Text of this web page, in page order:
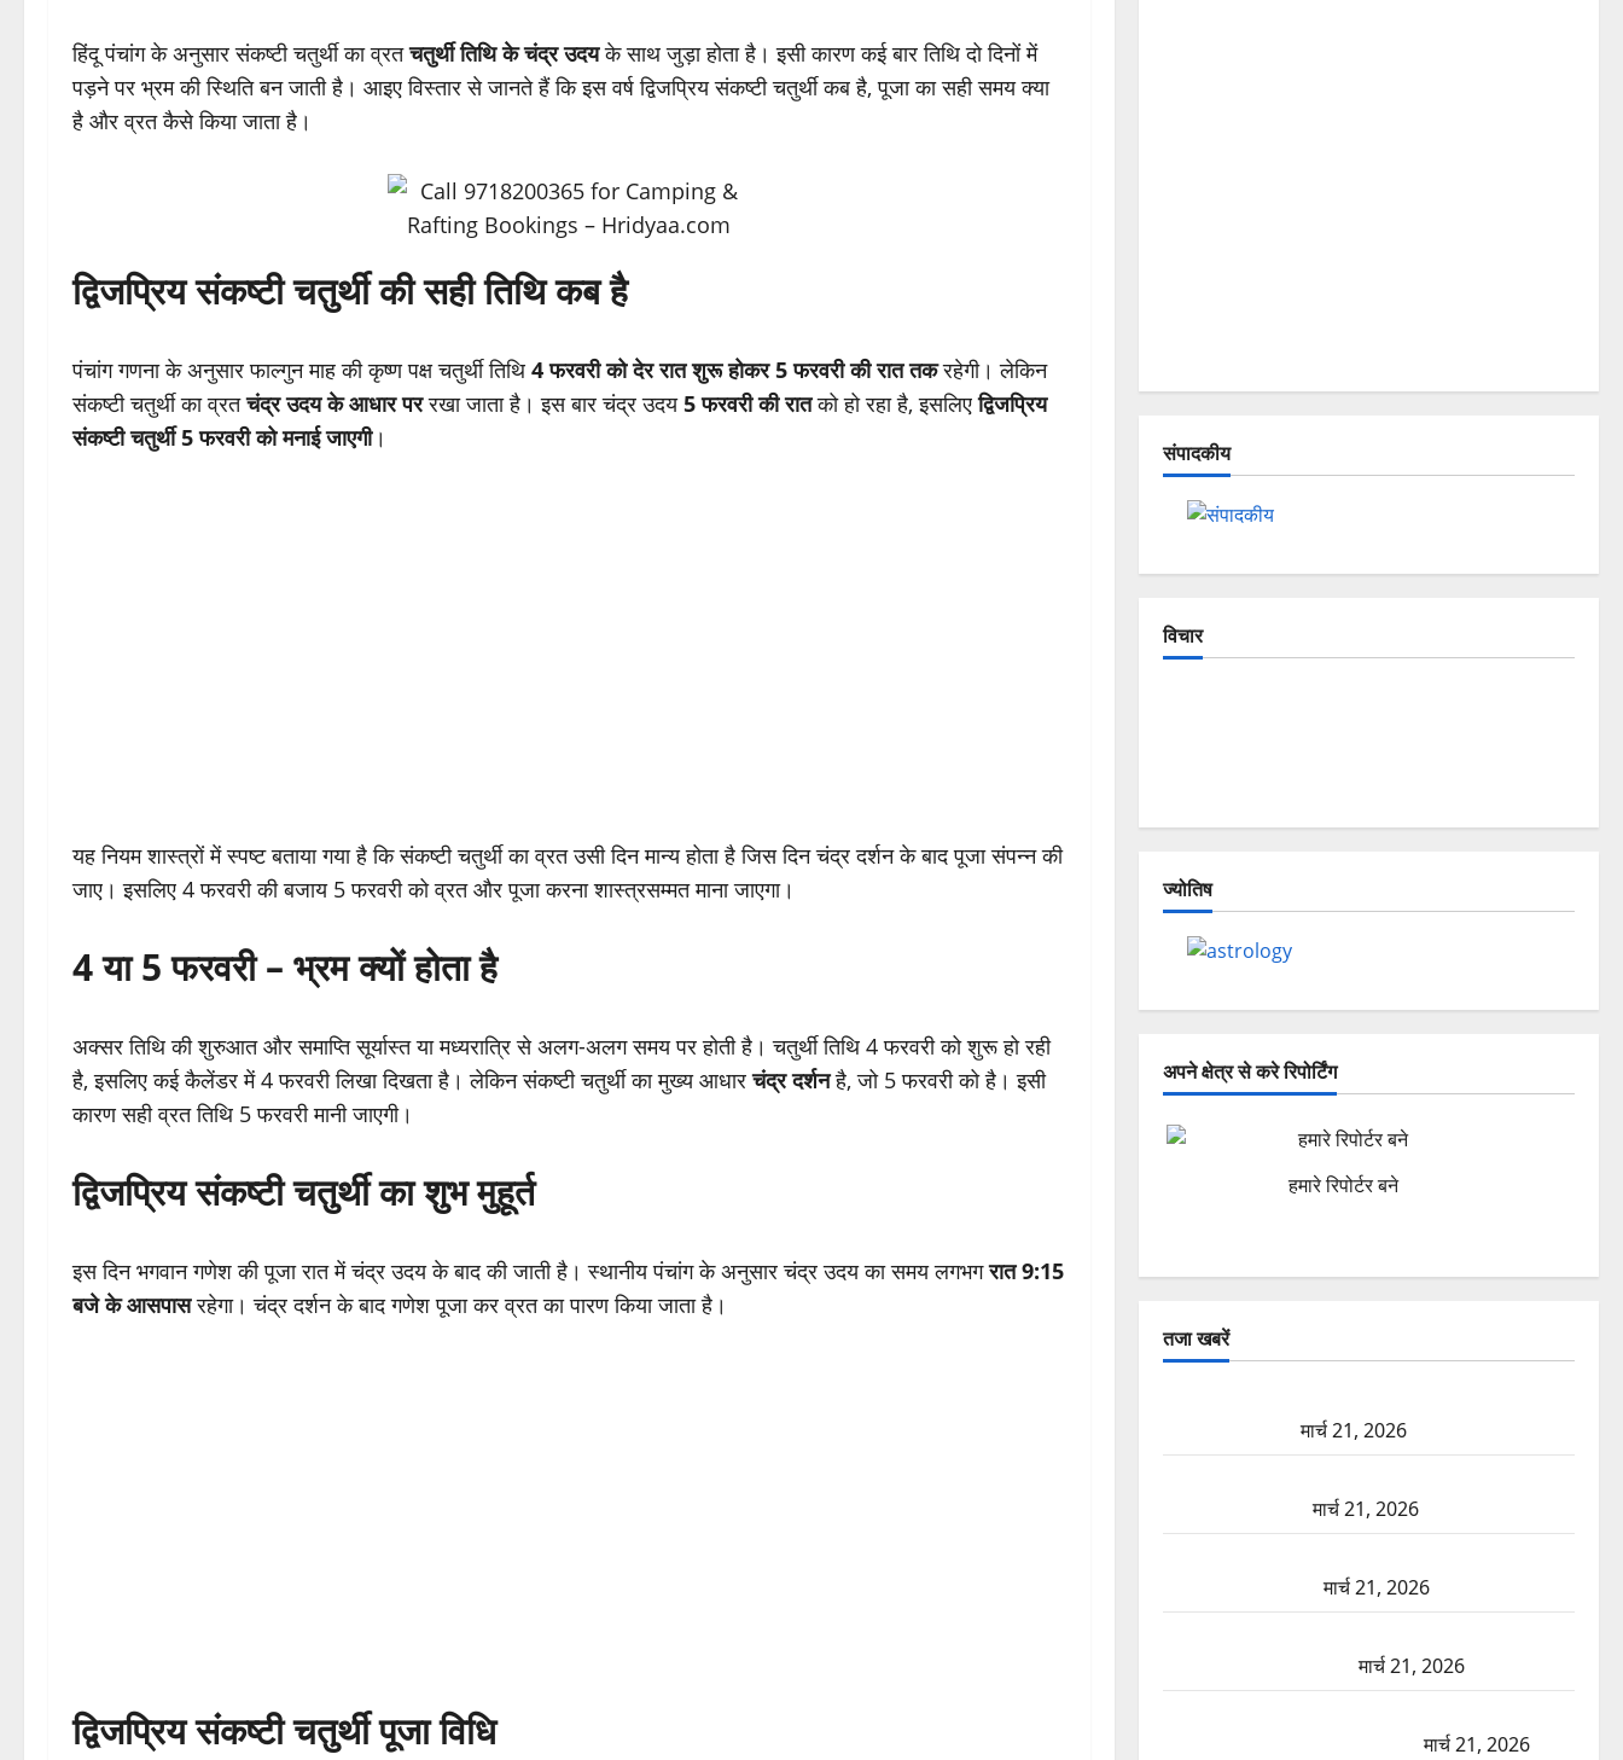
हिंदू पंचांग के अनुसार संकष्टी चतुर्थी का व्रतचतुर्थी तिथि के चंद्र उदयके साथ जुड़ा होता है। इसी कारण कई बार तिथि दो दिनों में
पड़ने पर भ्रम की स्थिति बन जाती है। आइए विस्तार से जानते हैं कि इस वर्ष द्विजप्रिय संकष्टी चतुर्थी कब है, पूजा का सही समय क्या
है और व्रत कैसे किया जाता है।
द्विजप्रिय संकष्टी चतुर्थी की सही तिथि कब है
पंचांग गणना के अनुसार फाल्गुन माह की कृष्ण पक्ष चतुर्थी तिथि 4 फरवरी को देर रात शुरू होकर 5 फरवरी की रात तकरहेगी। लेकिन
संकष्टी चतुर्थी का व्रतचंद्र उदय के आधार पररखा जाता है। इस बार चंद्र उदय5 फरवरी की रातको हो रहा है, इसलिएद्विजप्रिय
संकष्टी चतुर्थी 5 फरवरी को मनाई जाएगी।
यह नियम शास्त्रों में स्पष्ट बताया गया है कि संकष्टी चतुर्थी का व्रत उसी दिन मान्य होता है जिस दिन चंद्र दर्शन के बाद पूजा संपन्न की
जाए। इसलिए 4 फरवरी की बजाय 5 फरवरी को व्रत और पूजा करना शास्त्रसम्मत माना जाएगा।
4 या 5 फरवरी – भ्रम क्यों होता है
अक्सर तिथि की शुरुआत और समाप्ति सूर्यास्त या मध्यरात्रि से अलग-अलग समय पर होती है। चतुर्थी तिथि 4 फरवरी को शुरू हो रही
है, इसलिए कई कैलेंडर में 4 फरवरी लिखा दिखता है। लेकिन संकष्टी चतुर्थी का मुख्य आधारचंद्र दर्शनहै, जो 5 फरवरी को है। इसी
कारण सही व्रत तिथि 5 फरवरी मानी जाएगी।
द्विजप्रिय संकष्टी चतुर्थी का शुभ मुहूर्त
इस दिन भगवान गणेश की पूजा रात में चंद्र उदय के बाद की जाती है। स्थानीय पंचांग के अनुसार चंद्र उदय का समय लगभगरात 9:15
बजे के आसपासरहेगा। चंद्र दर्शन के बाद गणेश पूजा कर व्रत का पारण किया जाता है।
द्विजप्रिय संकष्टी चतुर्थी पूजा विधि
संपादकीय
विचार
ज्योतिष
अपने क्षेत्र से करे रिपोर्टिंग
हमारे रिपोर्टर बने
तजा खबरें
मार्च 21, 2026
मार्च 21, 2026
मार्च 21, 2026
मार्च 21, 2026
मार्च 21, 2026